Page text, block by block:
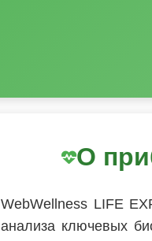
О
WebWellness LIFE
анализа ключевых